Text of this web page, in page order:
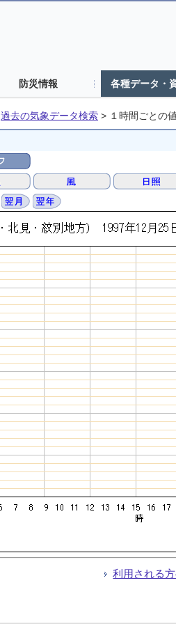
防災情報 各種データ・
過去の気象データ検索 > １時間ごとの
利用される